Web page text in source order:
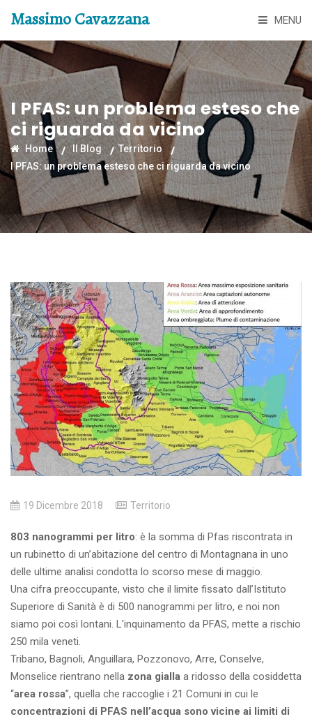
Massimo Cavazzana MENU
I PFAS: un problema esteso che
ci riguarda da vicino
Home Il Blog
Territorio
I PFAS: un problema esteso che ci riguarda da vicino
19 Dicembre 2018 Territorio
803 nanogrammi per litro: è la somma di Pfas riscontrata in
un rubinetto di un’abitazione del centro di Montagnana in uno
delle ultime analisi condotta lo scorso mese di maggio.
Una cifra preoccupante, visto che il limite fissato dall’Istituto
Superiore di Sanità è di 500 nanogrammi per litro, e noi non
siamo poi così lontani. L'inquinamento da PFAS, mette a rischio
250 mila veneti.
Tribano, Bagnoli, Anguillara, Pozzonovo, Arre, Conselve,
Monselice rientrano nella zona gialla a ridosso della cosiddetta
“area rossa”, quella che raccoglie i 21 Comuni in cui le
concentrazioni di PFAS nell’acqua sono vicine ai limiti di